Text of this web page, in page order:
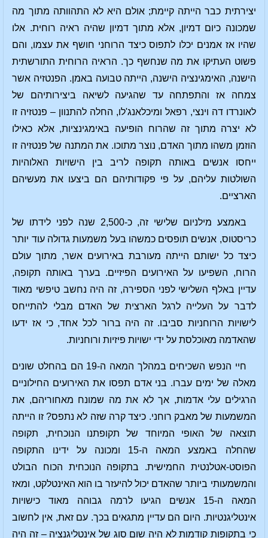
יצירתית כבר הייתה קיימת; אולם היא לא התהוותה מתוך מה
שמכונה כיום דמיון, אלא מתוך דמיון שהיה ראיה רוחית. אלו
שהיו אז אמנים יכלו לתפוס כיצד הרוחני חושף את עצמו, והם
פשוט העתיקו את מה שנחשף כך. הראיה הרוחית התורשתית
הישנה, האימגינציה הישנה, הייתה טבועה באמן. הפנטזיה אשר
צמחה אז והתפתחה עד שהגיעה לשיאה ביצירותיהם של
לאונרדו דה וינצי, רפאל ומיכלאנג'לו, החלה להתנוון – פנטזיה זו
לא יצרה מתוך זה שהרוח הופיעה באימגינציות, אלא כאילו
הוזמן משהו מתוך האדם, נוצר מתוכו. את המתנה של פנטזיה זו
ייחסו אנשים באותה תקופה לריב בין הישויות האלוהיות
השולטות עליהם, על פי פקודותיהם הם ביצעו את מעשיהם
הארציים.
באמצע מילניום שלישי זה, כ-2,500 שנה לפני לידתו של
כריסטוס, אנשים תופסים כמשהו בעל משמעות גדולה עוד יותר
כיצד כל ישותם הייתה מעורבת באירועים אשר, מתוך עולם
הרוח, השפיעו על האירועים הפיזיים. בערך באותה תקופה,
עדיין באלף השלישי לפני הספירה, זה היה נחשב טיפשי מאוד
לדבר על העלייה לרגל הארצית של האדם מבלי להתייחס
לישויות הרוחניות סביבו. זה היה ברור לכל אחד, כי אז ידעו
שהאדמה מאוכלסת על ידי ישויות פיזיות ורוחניות.
חיי הנפש השכיחים במהלך המאה ה-19 הם בהחלט שונים
מאלה של ימים עברו. בני אדם תפסו את האירועים החילוניים
הרגילים עלי אדמות, אך לא את מה שמונח מאחוריהם, את
המשמעות של מאבק רוחני. כיצד קרה שזה לא נתפס? זו הייתה
תוצאה של האופי המיוחד של תקופתנו הנוכחית, תקופה
שהחלה באמצע המאה ה-15 ומכונה על ידינו התקופה
הפוסט-אטלנטית החמישית. בתקופה הנוכחית הכוח הבולט
והמשמעותי ביותר שהאדם יכול להיעזר בו הוא האינטלקט, ומאז
המאה ה-15 אנשים הגיעו לרמה גבוהה מאוד כישויות
אינטליגנטיות. היום הם עדיין מתגאים בכך. עם זאת, אין לחשוב
כי בתקופות קודמות לא היה שום סוג של אינטליגנציה – זה היה